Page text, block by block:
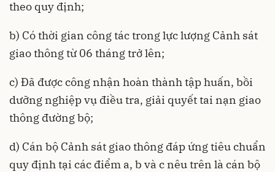
theo quy định;
b) Có thời gian công tác trong lực lượng Cảnh sát
giao thông từ 06 tháng trở lên;
c) Đã được công nhận hoàn thành tập huấn, bồi
dưỡng nghiệp vụ điều tra, giải quyết tai nạn giao
thông đường bộ;
d) Cán bộ Cảnh sát giao thông đáp ứng tiêu chuẩn
quy định tại các điểm a, b và c nêu trên là cán bộ